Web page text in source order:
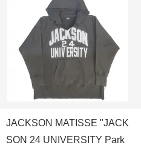
JACKSON MATISSE "JACK
SON 24 UNIVERSITY Park